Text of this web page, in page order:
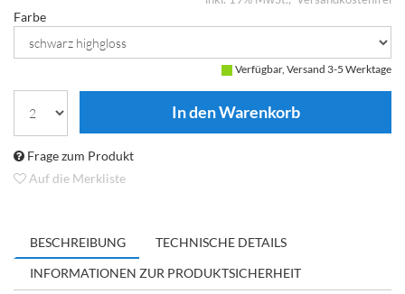
Farbe
Verfügbar, Versand 3-5 Werktage
Frage zum Produkt
Auf die Merkliste
BESCHREIBUNG
TECHNISCHE DETAILS
INFORMATIONEN ZUR PRODUKTSICHERHEIT